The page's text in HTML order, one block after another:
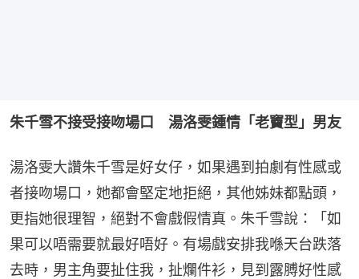
朱千雪不接受接吻場口　湯洛雯鍾情「老竇型」男友
湯洛雯大讚朱千雪是好女仔，如果遇到拍劇有性感或
者接吻場口，她都會堅定地拒絕，其他姊妹都點頭，
更指她很理智，絕對不會戲假情真。朱千雪說：「如
果可以唔需要就最好唔好。有場戲安排我喺天台跌落
去時，男主角要扯住我，扯爛件衫，見到露膊好性感